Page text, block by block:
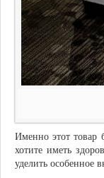
Именно этот товар
хотите иметь
уделить особенное